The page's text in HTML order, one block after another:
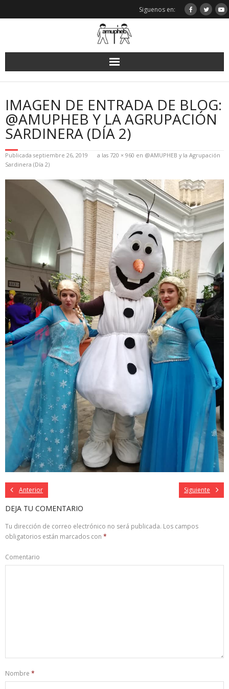
Siguenos en:
IMAGEN DE ENTRADA DE BLOG:
@AMUPHEB Y LA AGRUPACIÓN
SARDINERA (DÍA 2)
Publicada septiembre 26, 2019 a las 720 × 960 en @AMUPHEB y la Agrupación
Sardinera (Día 2)
Anterior Siguiente
DEJA TU COMENTARIO
Tu dirección de correo electrónico no será publicada. Los campos
obligatorios están marcados con *
Comentario
Nombre *